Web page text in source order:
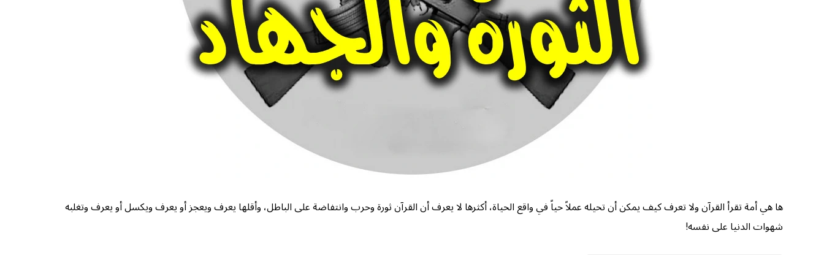
ها هي أمة تقرأ القرآن ولا تعرف كيف يمكن أن تحيله عملاً حياً في واقع الحياة، أكثرها لا يعرف أن القرآن ثورة وحرب وانتفاضة على الباطل، وأقلها يعرف ويعجز أو يعرف ويكسل أو يعرف وتغلبه
شهوات الدنيا على نفسه!